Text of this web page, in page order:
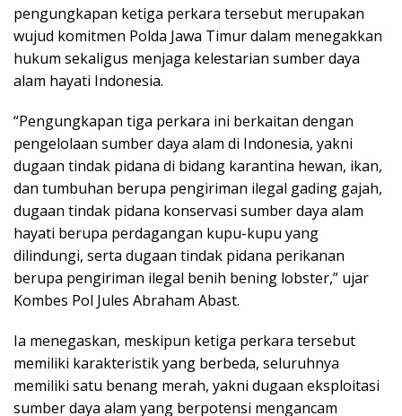
pengungkapan ketiga perkara tersebut merupakan
wujud komitmen Polda Jawa Timur dalam menegakkan
hukum sekaligus menjaga kelestarian sumber daya
alam hayati Indonesia.
“Pengungkapan tiga perkara ini berkaitan dengan
pengelolaan sumber daya alam di Indonesia, yakni
dugaan tindak pidana di bidang karantina hewan, ikan,
dan tumbuhan berupa pengiriman ilegal gading gajah,
dugaan tindak pidana konservasi sumber daya alam
hayati berupa perdagangan kupu-kupu yang
dilindungi, serta dugaan tindak pidana perikanan
berupa pengiriman ilegal benih bening lobster,” ujar
Kombes Pol Jules Abraham Abast.
Ia menegaskan, meskipun ketiga perkara tersebut
memiliki karakteristik yang berbeda, seluruhnya
memiliki satu benang merah, yakni dugaan eksploitasi
sumber daya alam yang berpotensi mengancam